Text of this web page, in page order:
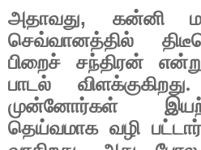
அதாவது, கன்னி
செவ்வானத்தில்
பிறைச் சந்திரன்
பாடல்
முன்னோர்கள்
தெய்வமாக வழி